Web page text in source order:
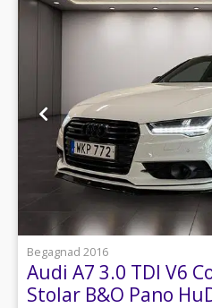
1
Begagnad 2016
Audi A7 3.0 TDI V6
Stolar B&O Pano